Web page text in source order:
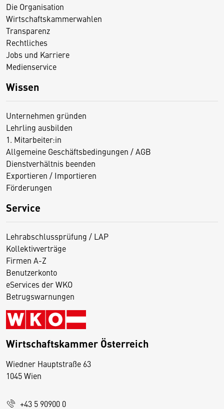
Die Organisation
Wirtschaftskammerwahlen
Transparenz
Rechtliches
Jobs und Karriere
Medienservice
Wissen
Unternehmen gründen
Lehrling ausbilden
1. Mitarbeiter:in
Allgemeine Geschäftsbedingungen / AGB
Dienstverhältnis beenden
Exportieren / Importieren
Förderungen
Service
Lehrabschlussprüfung / LAP
Kollektivverträge
Firmen A-Z
Benutzerkonto
eServices der WKO
Betrugswarnungen
Wirtschaftskammer Österreich
Wiedner Hauptstraße 63
1045 Wien
+43 5 90900 0
D
s